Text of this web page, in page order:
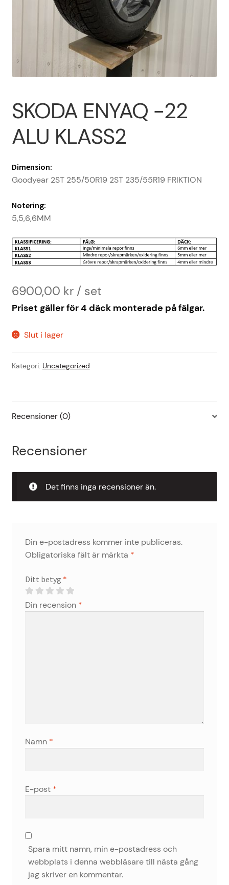
PROFIL
SKODA ENYAQ -22
ALU KLASS2
Dimension:
Goodyear 2ST 255/50R19 2ST 235/55R19 FRIKTION
Notering:
5,5,6,6MM
6900,00 kr
Priset gäller för 4 däck monterade på fälgar.
Slut i lager
Kategori: Uncategorized
Recensioner (0)
Recensioner
Det finns inga recensioner än.
Din e-postadress kommer inte publiceras.
Obligatoriska fält är märkta *
Ditt betyg *
Din recension *
Namn *
E-post *
Spara mitt namn, min e-postadress och
webbplats i denna webbläsare till nästa gång
jag skriver en kommentar.